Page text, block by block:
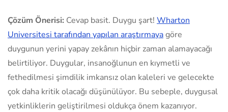
Çözüm Önerisi: Cevap basit. Duygu şart! Wharton
Universitesi tarafından yapılan araştırmayagöre
duygunun yerini yapay zekânın hiçbir zaman alamayacağı
belirtiliyor. Duygular, insanoğlunun en kıymetli ve
fethedilmesi şimdilik imkansız olan kaleleri ve gelecekte
çok daha kritik olacağı düşünülüyor. Bu sebeple, duygusal
yetkinliklerin geliştirilmesi oldukça önem kazanıyor.